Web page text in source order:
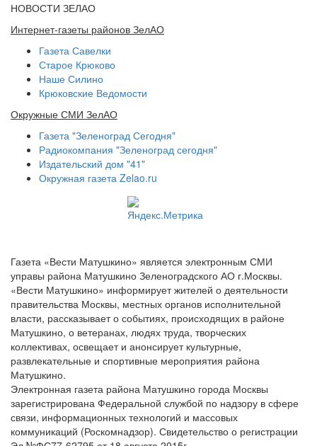
НОВОСТИ ЗЕЛАО
Интернет-газеты районов ЗелАО
Газета Савелки
Старое Крюково
Наше Силино
Крюковские Ведомости
Окружные СМИ ЗелАО
Газета "Зеленоград Сегодня"
Радиокомпания "Зеленоград сегодня"
Издательский дом "41"
Окружная газета Zelao.ru
Газета «Вести Матушкино» является электронным СМИ
управы района Матушкино Зеленоградского АО г.Москвы.
«Вести Матушкино» информирует жителей о деятельности
правительства Москвы, местных органов исполнительной
власти, рассказывает о событиях, происходящих в районе
Матушкино, о ветеранах, людях труда, творческих
коллективах, освещает и анонсирует культурные,
развлекательные и спортивные мероприятия района
Матушкино.
Электронная газета района Матушкино города Москвы
зарегистрирована Федеральной службой по надзору в сфере
связи, информационных технологий и массовых
коммуникаций (Роскомнадзор). Свидетельство о регистрации